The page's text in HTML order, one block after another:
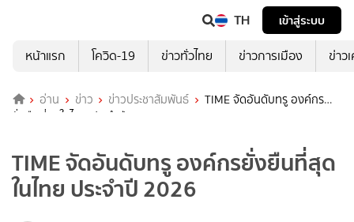
TH
เข้าสู่ระบบ
หน้าแรก
โควิด-19 ข่าวทั่วไทย ข่าวการเมือง ข่าว
อ่าน ข่าว ข่าวประชาสัมพันธ์
TIME จัดอันดับทรู องค์กร
ยั่งยืนที่สุดในไทย ประจำปี 2026
TIME จัดอันดับทรู องค์กรยั่งยืนที่สุด
ในไทย ประจำปี 2026